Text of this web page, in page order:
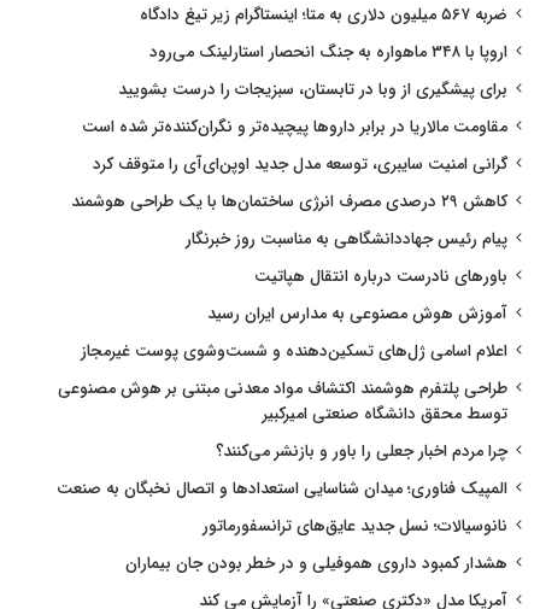
ضربه ۵۶۷ میلیون دلاری به متا؛ اینستاگرام زیر تیغ دادگاه
اروپا با ۳۴۸ ماهواره به جنگ انحصار استارلینک می‌رود
برای پیشگیری از وبا در تابستان، سبزیجات را درست بشویید
مقاومت مالاریا در برابر داروها پیچیده‌تر و نگران‌کننده‌تر شده است
گرانی امنیت سایبری، توسعه مدل جدید اوپن‌ای‌آی را متوقف کرد
کاهش ۲۹ درصدی مصرف انرژی ساختمان‌ها با یک طراحی هوشمند
پیام رئیس جهاددانشگاهی به مناسبت روز خبرنگار
باورهای نادرست درباره انتقال هپاتیت
آموزش هوش مصنوعی به مدارس ایران رسید
اعلام اسامی ژل‌های تسکین‌دهنده و شست‌وشوی پوست غیرمجاز
طراحی پلتفرم هوشمند اکتشاف مواد معدنی مبتنی بر هوش مصنوعی
توسط محقق دانشگاه صنعتی امیرکبیر
چرا مردم اخبار جعلی را باور و بازنشر می‌کنند؟
المپیک فناوری؛ میدان شناسایی استعدادها و اتصال نخبگان به صنعت
نانوسیالات؛ نسل جدید عایق‌های ترانسفورماتور
هشدار کمبود داروی هموفیلی و در خطر بودن جان بیماران
آمریکا مدل «دکتری صنعتی» را آزمایش می کند